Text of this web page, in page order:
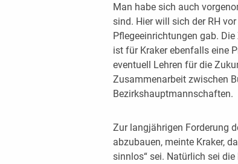
Man habe sich auch
sind. Hier will sich der RH
Pflegeeinrichtungen gab.
ist für Kraker ebenfalls eine
eventuell Lehren für die
Zusammenarbeit zwischen
Bezirkshauptmannschaften.
Zur langjährigen Forderung
abzubauen, meinte Kraker,
sinnlos“ sei. Natürlich sei